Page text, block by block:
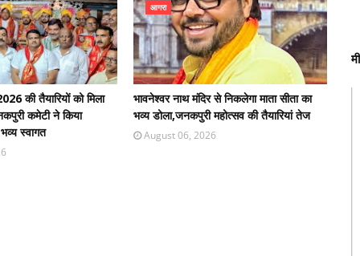
की तैयारियों को मिला
कमेटी ने किया
स्वागत
आगरा
भावनेश्वर नाथ मंदिर से निकलेगा माता सीता का
भव्य डोला,जनकपुरी महोत्सव की तैयारियां तेज
August 06, 2026